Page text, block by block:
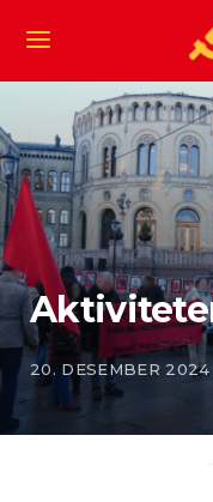
20. DESEMBER 2024